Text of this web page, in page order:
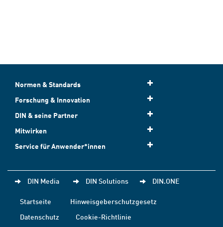
Normen & Standards
Forschung & Innovation
DIN & seine Partner
Mitwirken
Service für Anwender*innen
DIN Media DIN Solutions DIN.ONE
Startseite
Hinweisgeberschutzgesetz
Datenschutz
Cookie-Richtlinie